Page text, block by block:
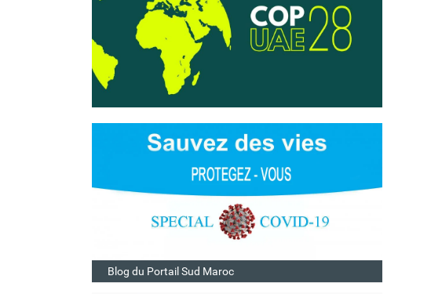
Blog du Portail Sud Maroc